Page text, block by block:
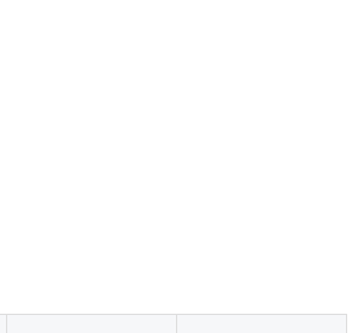
2核4G只要1.8折起！
加入成为云推官